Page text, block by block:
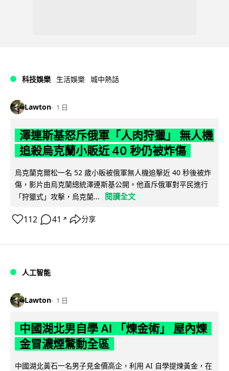
科技娛樂 生活娛樂 城中熱話
Lawton 1 日
澤連斯基怒斥俄軍「人肉狩獵」 無人機
追殺烏克蘭小販近 40 秒仍被炸傷
烏克蘭克爾松一名 52 歲小販被俄軍無人機追擊近 40 秒後被炸
傷，影片由烏克蘭總統澤連斯基公開。他直斥俄軍對平民進行
「狩獵式」攻擊，烏克蘭...
閱讀全文
112 41 ↗ 分享
人工智能
Lawton 1 日
中國湖北男自學 AI 「煉金術」 屋內煉
金冒濃煙驚動全區
中國湖北黃石一名男子見金價高企，利用 AI 自學提煉黃金，在